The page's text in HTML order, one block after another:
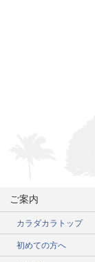
ご案内
カラダカラトップ
初めての方へ